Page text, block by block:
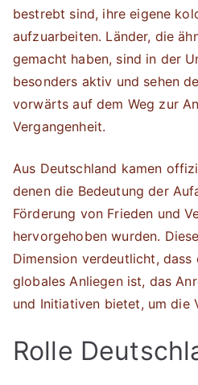
bestrebt sind, ihre eigene
aufzuarbeiten. Länder, die
gemacht haben, sind in der
besonders aktiv und sehen
vorwärts auf dem Weg zur
Vergangenheit.
Aus Deutschland kamen
denen die Bedeutung der
Förderung von Frieden und
hervorgehoben wurden.
Dimension verdeutlicht,
globales Anliegen ist, das
und Initiativen bietet, um die
Rolle